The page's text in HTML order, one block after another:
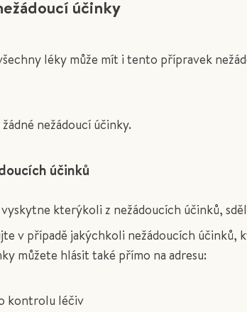
účinky
léky může mít i tento přípravek
nežádoucí účinky.
účinků
vyskytne kterýkoli z nežádoucích účinků,
v případě jakýchkoli nežádoucích
můžete hlásit také přímo na adresu:
kontrolu léčiv